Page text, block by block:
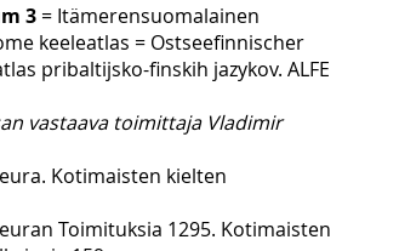
3= Itämerensuomalainen
keeleatlas = Ostseefinnischer
pribaltijsko-finskih jazykov. ALFE
vastaava toimittaja Vladimir
Kotimaisten kielten
Toimituksia 1295. Kotimaisten